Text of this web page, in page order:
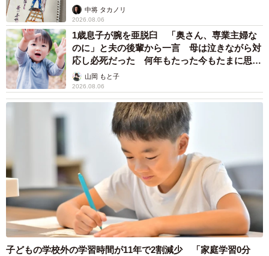
ますよ…」
中将 タカノリ
2026.08.06
1歳息子が腕を亜脱臼 「奥さん、専業主婦な
のに」と夫の後輩から一言 母は泣きながら対
応し必死だった 何年もたった今もたまに思い
出し…山岡 もと子
2026.08.06
子どもの学校外の学習時間が11年で2割減少 「家庭学習0分